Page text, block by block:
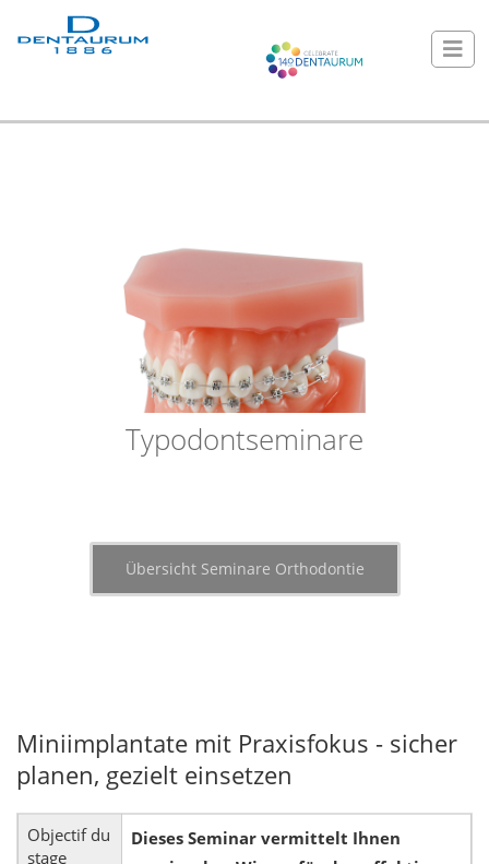
Typodontseminare
Übersicht Seminare Orthodontie
Miniimplantate mit Praxisfokus - sicher
planen, gezielt einsetzen
Objectif du
stage
Dieses Seminar vermittelt Ihnen